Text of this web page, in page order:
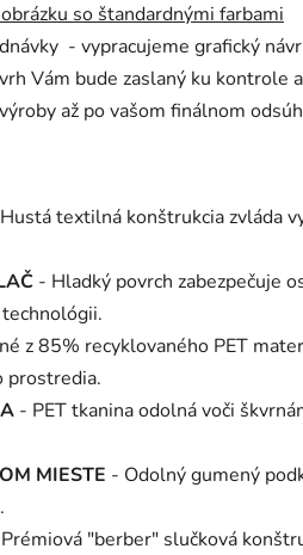
so štandardnými farbami
- vypracujeme grafický
Vám bude zaslaný ku kontrole
až po vašom finálnom
textilná konštrukcia zvláda
- Hladký povrch zabezpečuje
z 85% recyklovaného PET
prostredia.
- PET tkanina odolná voči
MIESTE - Odolný gumený
"berber" slučková